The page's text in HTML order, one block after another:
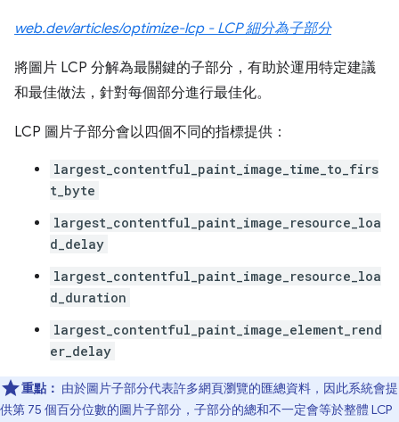
web.dev/articles/optimize-lcp - LCP 細分為子部分
將圖片 LCP 分解為最關鍵的子部分，有助於運用特定建議
和最佳做法，針對每個部分進行最佳化。
LCP 圖片子部分會以四個不同的指標提供：
largest_contentful_paint_image_time_to_firs
t_byte
largest_contentful_paint_image_resource_loa
d_delay
largest_contentful_paint_image_resource_loa
d_duration
largest_contentful_paint_image_element_rend
er_delay
重點： 由於圖片子部分代表許多網頁瀏覽的匯總資料，因此系統會提
供第 75 個百分位數的圖片子部分，子部分的總和不一定會等於整體 LCP